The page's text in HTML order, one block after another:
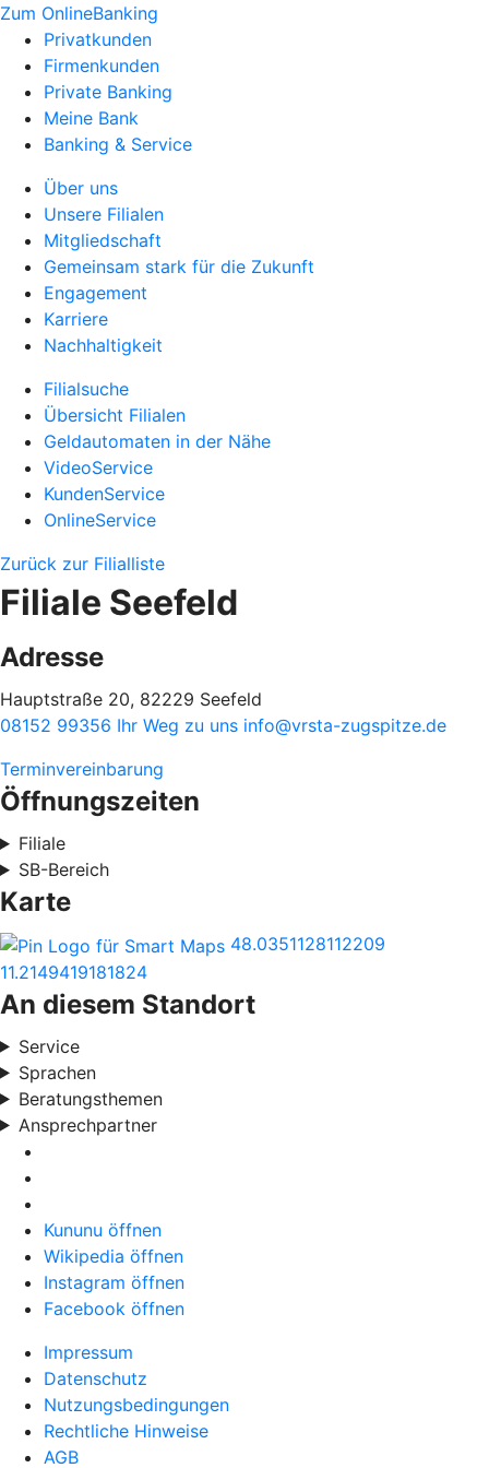
Zum OnlineBanking
Privatkunden
Firmenkunden
Private Banking
Meine Bank
Banking & Service
Über uns
Unsere Filialen
Mitgliedschaft
Gemeinsam stark für die Zukunft
Engagement
Karriere
Nachhaltigkeit
Filialsuche
Übersicht Filialen
Geldautomaten in der Nähe
VideoService
KundenService
OnlineService
Zurück zur Filialliste
Filiale Seefeld
Adresse
Hauptstraße 20, 82229 Seefeld
08152 99356 Ihr Weg zu uns info@vrsta-zugspitze.de
Terminvereinbarung
Öffnungszeiten
Filiale
SB-Bereich
Karte
48.0351128112209
11.2149419181824
An diesem Standort
Service
Sprachen
Beratungsthemen
Ansprechpartner
Kununu öffnen
Wikipedia öffnen
Instagram öffnen
Facebook öffnen
Impressum
Datenschutz
Nutzungsbedingungen
Rechtliche Hinweise
AGB